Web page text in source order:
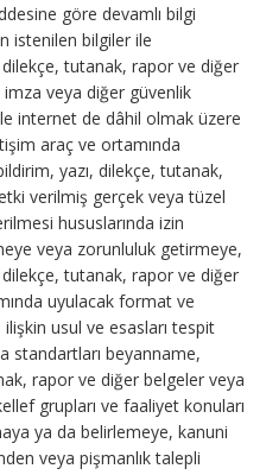
göre devamlı bilgi
istenilen bilgiler ile
tutanak, rapor ve diğer
veya diğer güvenlik
internet de dâhil olmak üzere
araç ve ortamında
yazı, dilekçe, tutanak,
verilmiş gerçek veya tüzel
hususlarında izin
veya zorunluluk getirmeye,
tutanak, rapor ve diğer
uyulacak format ve
usul ve esasları tespit
standartları beyanname,
rapor ve diğer belgeler veya
grupları ve faaliyet konuları
ya da belirlemeye, kanuni
veya pişmanlık talepli